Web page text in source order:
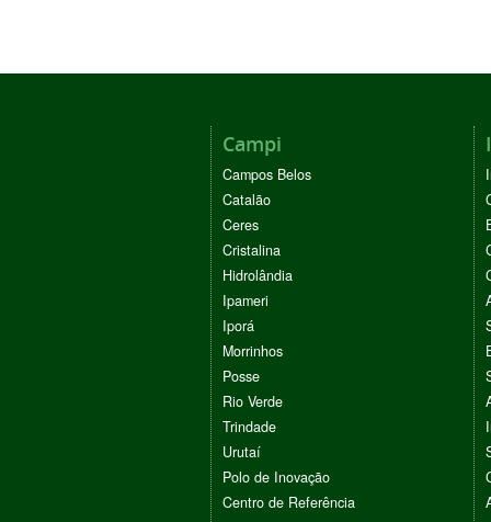
Campi
Campos Belos
Catalão
Ceres
Cristalina
Hidrolândia
Ipameri
Iporá
Morrinhos
Posse
Rio Verde
Trindade
Urutaí
Polo de Inovação
Centro de Referência